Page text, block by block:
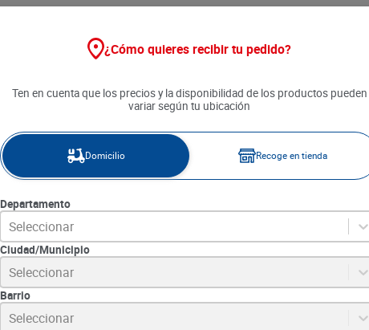
Pequeñín
unds
Manzanilla x 80 unds
Toallitas
Sensitive x 80
¿Cómo quieres recibir tu pedido?
Ten en cuenta que los precios y la disponibilidad de los productos pueden
variar según tu ubicación
Domicilio Recoge en tienda
Departamento
Seleccionar
Ciudad/Municipio
Seleccionar
Barrio
Seleccionar